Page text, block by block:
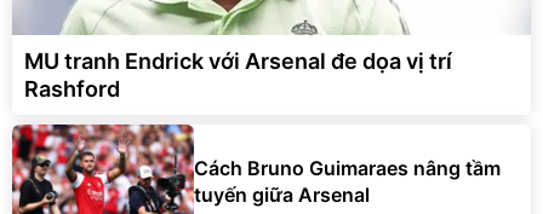
MU tranh Endrick với Arsenal đe dọa vị trí
Rashford
Cách Bruno Guimaraes nâng tầm
tuyến giữa Arsenal